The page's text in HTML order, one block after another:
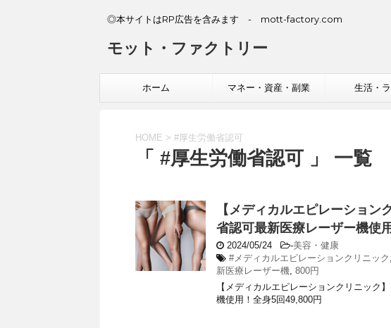
◎本サイトはRP広告を含みます - mott-factory.com
モット・ファクトリー
ホーム マネー・資産・副業 生活・
HOME > #厚生労働省認可
「 #厚生労働省認可 」 一覧
【メディカルエピレーショ
省認可最新医療レーザー機使
2024/05/24 -美容・健康
#メディカルエピレーションクリニック ,
新医療レーザー機, 800円
【メディカルエピレーションクリニック
機使用！全身5回49,800円